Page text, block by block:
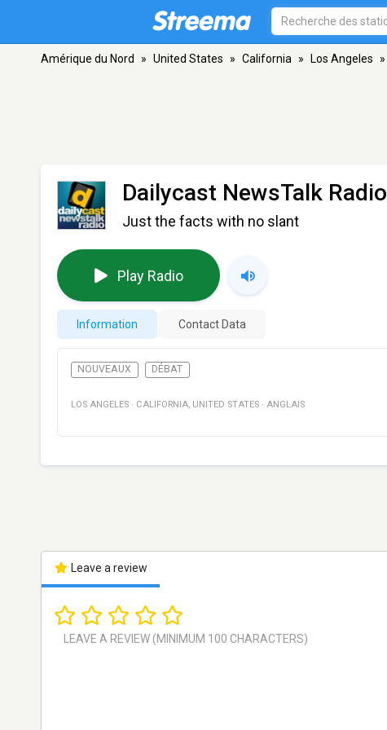
Amérique du Nord » United States » California » Los Angeles »
Dailycast NewsTalk Radio
Just the facts with no slant
Play Radio
Information Contact Data
NOUVEAUX DÉBAT
LOS ANGELES · CALIFORNIA, UNITED STATES · ANGLAIS
Leave a review